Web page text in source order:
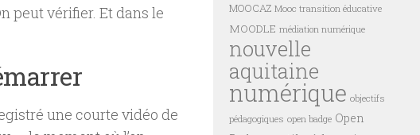
peut vérifier. Et dans le
une courte vidéo de
MOOCAZ Mooc transition éducative
MOODLE médiation numérique
nouvelle
aquitaine
numérique objectifs
pédagogiques open badge Open